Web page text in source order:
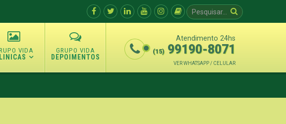
DEPOIMENTOS
Atendimento 24hs
(15) 99190-8071
VER WHATSAPP / CELULAR